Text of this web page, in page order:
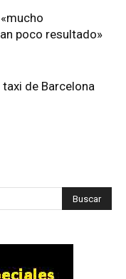
poco resultado»
de Barcelona